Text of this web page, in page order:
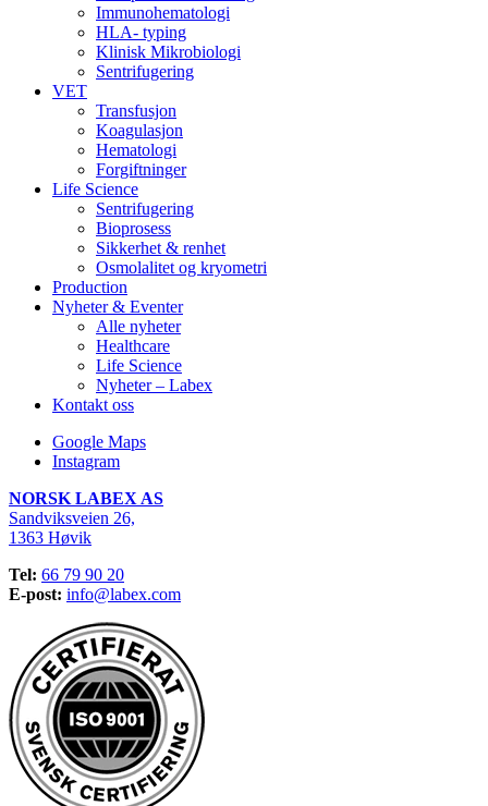
Immunohematologi
HLA- typing
Klinisk Mikrobiologi
Sentrifugering
VET
Transfusjon
Koagulasjon
Hematologi
Forgiftninger
Life Science
Sentrifugering
Bioprosess
Sikkerhet & renhet
Osmolalitet og kryometri
Production
Nyheter & Eventer
Alle nyheter
Healthcare
Life Science
Nyheter – Labex
Kontakt oss
Google Maps
Instagram
NORSK LABEX AS
Sandviksveien 26,
1363 Høvik
Tel: 66 79 90 20
E-post: info@labex.com